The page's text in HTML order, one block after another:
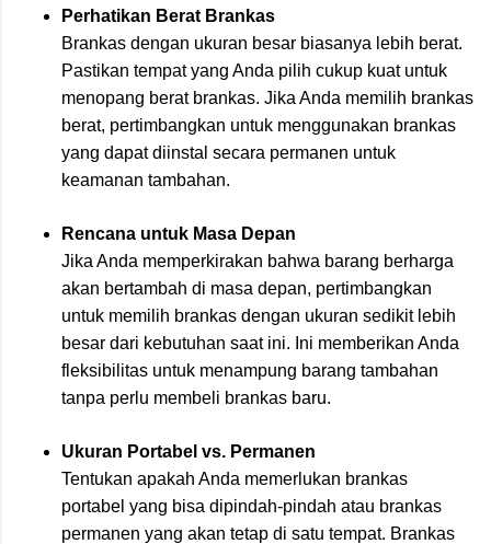
Perhatikan Berat Brankas
Brankas dengan ukuran besar biasanya lebih berat.
Pastikan tempat yang Anda pilih cukup kuat untuk
menopang berat brankas. Jika Anda memilih brankas
berat, pertimbangkan untuk menggunakan brankas
yang dapat diinstal secara permanen untuk
keamanan tambahan.
Rencana untuk Masa Depan
Jika Anda memperkirakan bahwa barang berharga
akan bertambah di masa depan, pertimbangkan
untuk memilih brankas dengan ukuran sedikit lebih
besar dari kebutuhan saat ini. Ini memberikan Anda
fleksibilitas untuk menampung barang tambahan
tanpa perlu membeli brankas baru.
Ukuran Portabel vs. Permanen
Tentukan apakah Anda memerlukan brankas
portabel yang bisa dipindah-pindah atau brankas
permanen yang akan tetap di satu tempat. Brankas